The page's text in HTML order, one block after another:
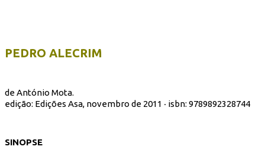
PEDRO ALECRIM
de António Mota.
edição: Edições Asa, novembro de 2011 ‧ isbn: 9789892328744
SINOPSE